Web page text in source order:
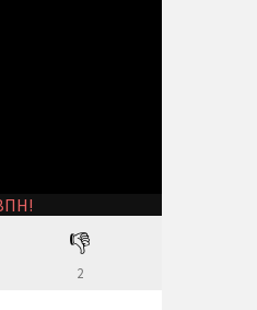
👎
2